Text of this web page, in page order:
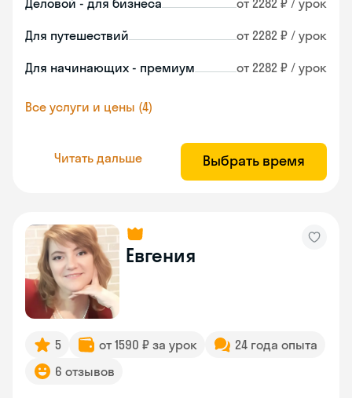
Деловой - для бизнеса от 2282 ₽ / урок
Для путешествий от 2282 ₽ / урок
Для начинающих - премиум от 2282 ₽ / урок
Все услуги и цены (4)
Читать дальше Выбрать время
Евгения
5 от 1590 ₽ за урок
24 года опыта
6 отзывов